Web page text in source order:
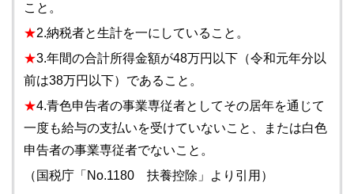
こと。
★2.納税者と生計を一にしていること。
★3.年間の合計所得金額が48万円以下（令和元年分以
前は38万円以下）であること。
★4.青色申告者の事業専従者としてその居年を通じて
一度も給与の支払いを受けていないこと、または白色
申告者の事業専従者でないこと。
（国税庁「No.1180 扶養控除」より引用）